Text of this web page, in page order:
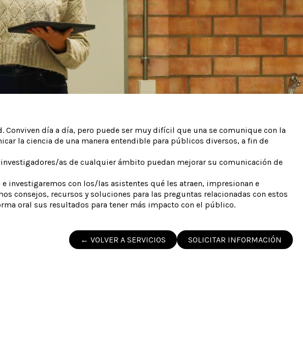
día a día, pero puede ser muy difícil que una se comunique con la
la ciencia de una manera entendible para públicos diversos, a fin de
as de cualquier ámbito puedan mejorar su comunicación de
investigaremos con los/las asistentes qué les atraen, impresionan e
consejos, recursos y soluciones para las preguntas relacionadas con estos
oral sus resultados para tener más impacto con el público.
SOLICITAR INFORMACIÓN
← VOLVER A SERVICIOS